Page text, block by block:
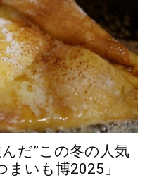
だ”この冬の人気
いも博2025」